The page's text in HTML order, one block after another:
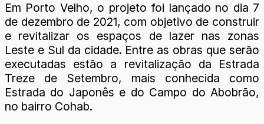
Em Porto Velho, o projeto foi lançado no dia 7
de dezembro de 2021, com objetivo de construir
e revitalizar os espaços de lazer nas zonas
Leste e Sul da cidade. Entre as obras que serão
executadas estão a revitalização da Estrada
Treze de Setembro, mais conhecida como
Estrada do Japonês e do Campo do Abobrão,
no bairro Cohab.